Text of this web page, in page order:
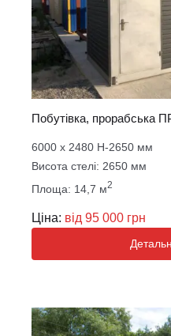
Побутівка, прорабська
6000 х 2480 Н-2650 мм
Висота стелі: 2650 мм
Площа: 14,7 м2
Ціна: від 95 000 грн